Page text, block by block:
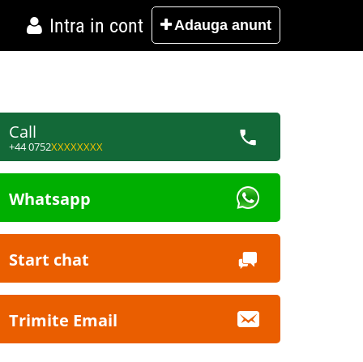
Intra in cont Adauga anunt
Call
+44 0752XXXXXXXX
Whatsapp
Start chat
Trimite Email